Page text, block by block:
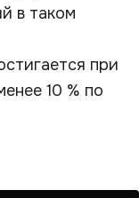
в таком
при
10 % по